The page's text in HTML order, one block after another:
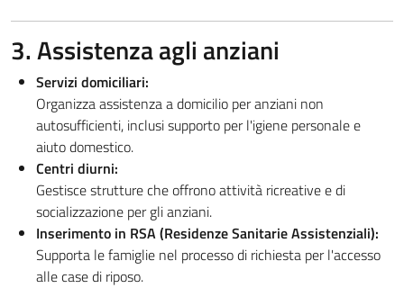
3. Assistenza agli anziani
Servizi domiciliari:
Organizza assistenza a domicilio per anziani non
autosufficienti, inclusi supporto per l'igiene personale e
aiuto domestico.
Centri diurni:
Gestisce strutture che offrono attività ricreative e di
socializzazione per gli anziani.
Inserimento in RSA (Residenze Sanitarie Assistenziali):
Supporta le famiglie nel processo di richiesta per l'accesso
alle case di riposo.